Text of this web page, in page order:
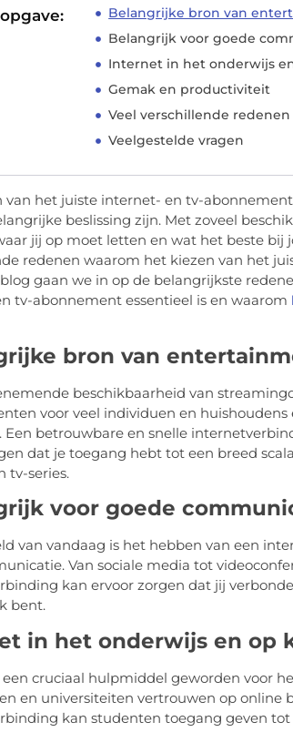
Belangrijke bron van
Belangrijk voor goede
Internet in het onderwijs
Gemak en productiviteit
Veel verschillende redenen
Veelgestelde vragen
van het juiste internet- en tv-
beslissing zijn. Met zoveel
jij op moet letten en wat het beste bij
redenen waarom het kiezen van het
blog gaan we in op de belangrijkste
tv-abonnement essentieel is en waarom
bron van
beschikbaarheid van
voor veel individuen en
Een betrouwbare en snelle
dat je toegang hebt tot een breed
tv-series.
voor goede
van vandaag is het hebben van een
Van sociale media tot
kan ervoor zorgen dat jij
bent.
in het onderwijs en op
cruciaal hulpmiddel geworden voor
en universiteiten vertrouwen op online
kan studenten toegang geven